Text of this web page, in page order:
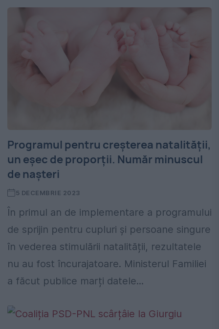
Programul pentru creșterea natalității,
un eșec de proporții. Număr minuscul
de nașteri
5 DECEMBRIE 2023
În primul an de implementare a programului
de sprijin pentru cupluri și persoane singure
în vederea stimulării natalității, rezultatele
nu au fost încurajatoare. Ministerul Familiei
a făcut publice marți datele...